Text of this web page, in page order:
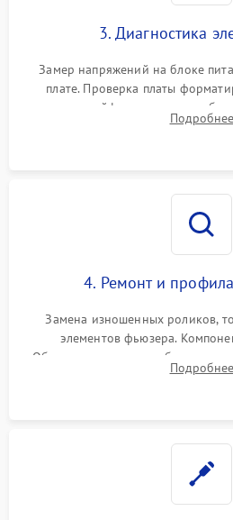
3. Диагностика
Замер напряжений на блоке
плате. Проверка платы
плоских шлейфов сканера и
оптопар (датчиковПодробнее
4. Ремонт и
Замена изношенных роликов,
элементов фьюзера.
Обязательная очистка блока
печати от просыпанногоПодробнее